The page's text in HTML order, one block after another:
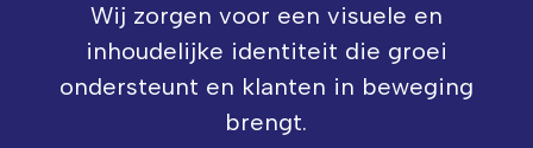
Wij zorgen voor een visuele en
inhoudelijke identiteit die groei
ondersteunt en klanten in beweging
brengt.